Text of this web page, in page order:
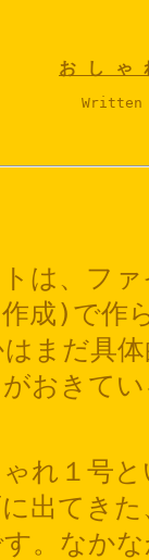
お し ゃ
Written
は、フ
成)で作
まだ具
おきて
れ１号と
出てき
。なか